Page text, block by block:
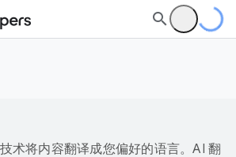
术将内容翻译成您偏好的语言。AI 翻